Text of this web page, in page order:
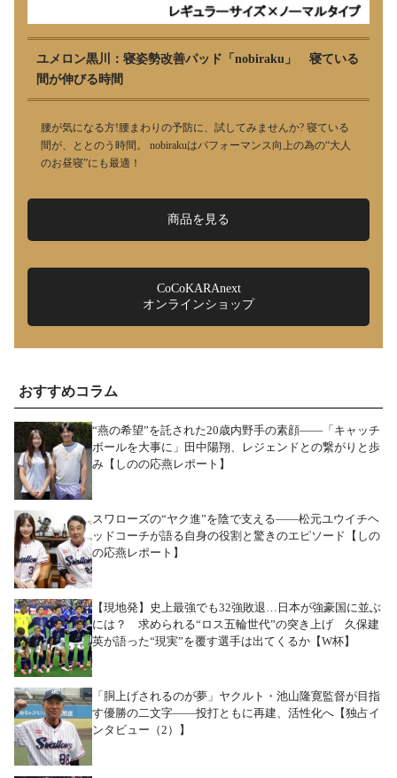
ユメロン黒川：寝姿勢改善パッド「nobiraku」 寝ている
間が伸びる時間
腰が気になる方!腰まわりの予防に、試してみませんか? 寝ている
間が、ととのう時間。 nobirakuはパフォーマンス向上の為の“大人
のお昼寝”にも最適！
商品を見る
CoCoKARAnext
オンラインショップ
おすすめコラム
“燕の希望”を託された20歳内野手の素顔――「キャッチ
ボールを大事に」田中陽翔、レジェンドとの繋がりと歩
み【しのの応燕レポート】
スワローズの“ヤク進”を陰で支える――松元ユウイチヘ
ッドコーチが語る自身の役割と驚きのエピソード【しの
の応燕レポート】
【現地発】史上最強でも32強敗退…日本が強豪国に並ぶ
には？ 求められる“ロス五輪世代”の突き上げ 久保建
英が語った“現実”を覆す選手は出てくるか【W杯】
「胴上げされるのが夢」ヤクルト・池山隆寛監督が目指
す優勝の二文字――投打ともに再建、活性化へ【独占イ
ンタビュー（2）】